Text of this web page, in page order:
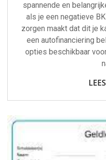
spannende en
als je een negatieve
zorgen maakt dat dit je
een autofinanciering
opties beschikbaar